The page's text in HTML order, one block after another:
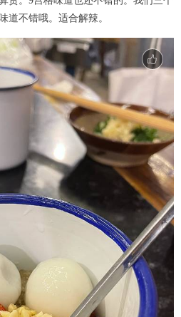
道不错哦。适合解辣。